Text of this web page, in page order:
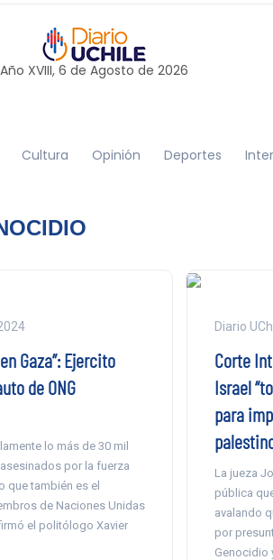
Año XVIII, 6 de Agosto de 2026
Cultura Opinión Deportes
Gaza”: Ejercito
de ONG
lo más de 30 mil
por la fuerza
que también es el
de Naciones Unidas
el politólogo Xavier
Diario
Corte
Israel
para
La jueza
pública
avalando
por
Genocidio